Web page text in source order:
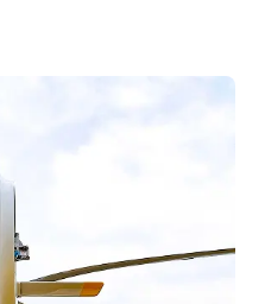
rotta verso
CON LE DOMANDE